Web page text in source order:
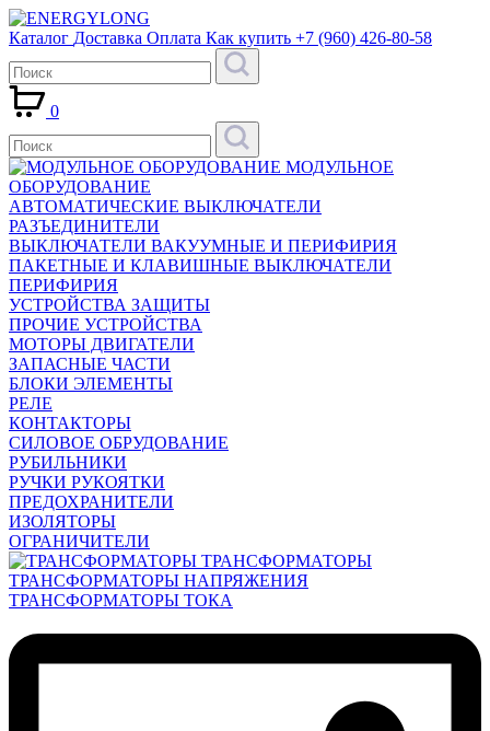
Каталог Доставка Оплата Как купить +7 (960) 426-80-58
0
МОДУЛЬНОЕ
ОБОРУДОВАНИЕ
АВТОМАТИЧЕСКИЕ ВЫКЛЮЧАТЕЛИ
РАЗЪЕДИНИТЕЛИ
ВЫКЛЮЧАТЕЛИ ВАКУУМНЫЕ И ПЕРИФИРИЯ
ПАКЕТНЫЕ И КЛАВИШНЫЕ ВЫКЛЮЧАТЕЛИ
ПЕРИФИРИЯ
УСТРОЙСТВА ЗАЩИТЫ
ПРОЧИЕ УСТРОЙСТВА
МОТОРЫ ДВИГАТЕЛИ
ЗАПАСНЫЕ ЧАСТИ
БЛОКИ ЭЛЕМЕНТЫ
РЕЛЕ
КОНТАКТОРЫ
СИЛОВОЕ ОБРУДОВАНИЕ
РУБИЛЬНИКИ
РУЧКИ РУКОЯТКИ
ПРЕДОХРАНИТЕЛИ
ИЗОЛЯТОРЫ
ОГРАНИЧИТЕЛИ
ТРАНСФОРМАТОРЫ
ТРАНСФОРМАТОРЫ НАПРЯЖЕНИЯ
ТРАНСФОРМАТОРЫ ТОКА